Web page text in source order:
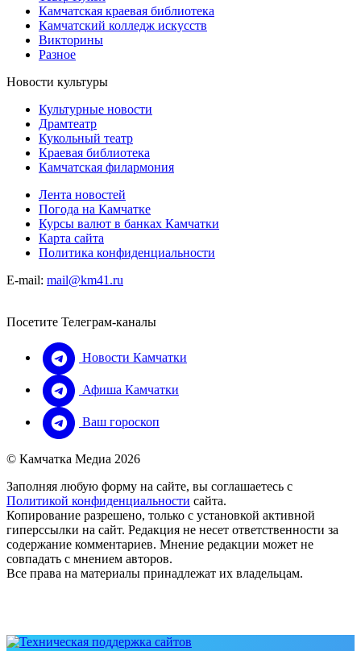
Камчатская краевая библиотека
Камчатский колледж искусств
Викторины
Разное
Новости культуры
Культурные новости
Драмтеатр
Кукольный театр
Краевая библиотека
Камчатская филармония
Лента новостей
Погода на Камчатке
Курсы валют в банках Камчатки
Карта сайта
Политика конфиденциальности
E-mail: mail@km41.ru
Посетите Телеграм-каналы
Новости Камчатки
Афиша Камчатки
Ваш гороскоп
© Камчатка Медиа 2026
Заполняя любую форму на сайте, вы соглашаетесь с
Политикой конфиденциальности сайта.
Копирование разрешено, только с установкой активной
гиперссылки на сайт. Редакция не несет ответственности за
содержание комментариев. Мнение редакции может не
совпадать с мнением авторов.
Все права на материалы принадлежат их владельцам.